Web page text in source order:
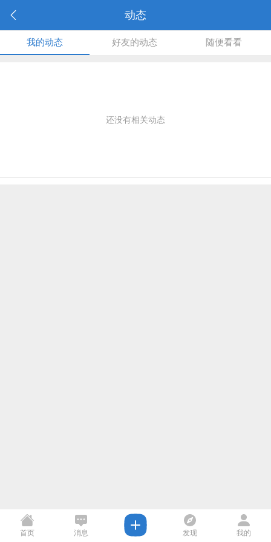
动态
我的动态 好友的动态 随便看看
还没有相关动态
首页 消息 发现 我的